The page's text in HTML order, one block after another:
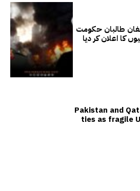
طالبان حکومت
کا اعلان کر دیا
Pakistan and
ties as fragile